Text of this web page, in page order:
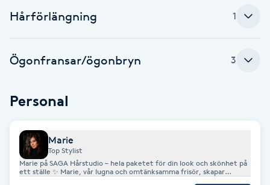
Barber
Barnklippning
BIAB
Blowout
Bottenfärg
Hårförlängning 1
Ögonfransar/ögonbryn 3
Personal
Marie
Top Stylist
Marie på SAGA Hårstudio – hela paketet för din look och skönhet på
ett ställe ✨ Marie, vår lugna och omtänksamma frisör, skapar